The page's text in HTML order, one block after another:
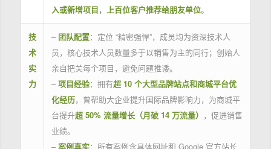
入或新增项目， 上百位客户推荐给朋友单位。
技
术
实
力
– 团队配置：定位 “精密强悍”，成员均为资深技术人
员，核心技术人员数量多于以销售为主的同行；创始人
亲自把关每个项目，避免问题推诿。
– 项目经验：拥有超 10 个大型品牌站点和商城平台优
化经历，曾帮助大企业提升国际品牌影响力，为商城平
台提升超 50% 流量增长（月破 14 万流量） ，促进销售
业绩。
– 案例真实：所有案例含具体网址和 Google 官方站长